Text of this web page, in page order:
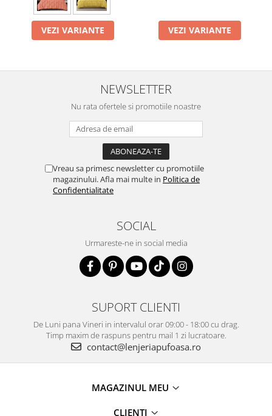
VEZI VARIANTE VEZI VARIANTE
NEWSLETTER
Nu rata ofertele si promotiile noastre
Vreau sa primesc newsletter cu promotiile
magazinului. Afla mai multe in Politica de
Confidentialitate
SOCIAL
Urmareste-ne in social media
SUPORT CLIENTI
De Luni pana Vineri in intervalul orar 09:00 - 18:00 cu drag.
Timp maxim de raspuns pentru mail 1 zi lucratoare.
contact@lenjeriapufoasa.ro
MAGAZINUL MEU
CLIENTI